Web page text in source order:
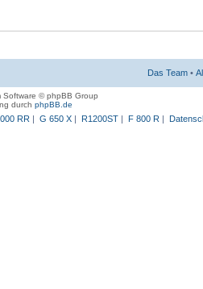
Das Team •
Software © phpBB Group
durch phpBB.de
RR | G 650 X| R1200ST| F 800 R |